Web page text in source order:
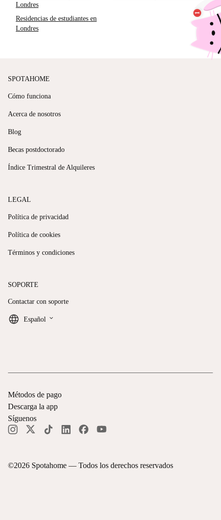
Londres
Residencias de estudiantes en
Londres
SPOTAHOME
Cómo funciona
Acerca de nosotros
Blog
Becas postdoctorado
Índice Trimestral de Alquileres
LEGAL
Política de privacidad
Política de cookies
Términos y condiciones
SOPORTE
Contactar con soporte
Español keyboard_arrow_down
©2026 Spotahome — Todos los derechos reservados
Métodos de pago
Descarga la app
Síguenos